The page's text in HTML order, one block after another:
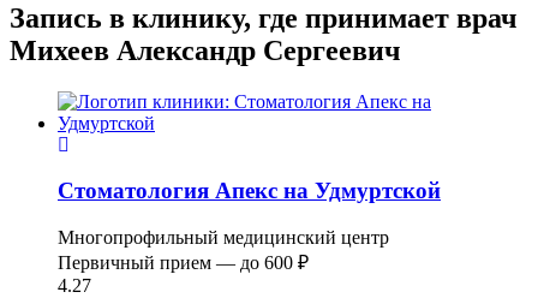
Запись в клинику, где принимает врач
Михеев Александр Сергеевич
Стоматология Апекс на Удмуртской
Многопрофильный медицинский центр
Первичный прием — до 600 ₽
4.27